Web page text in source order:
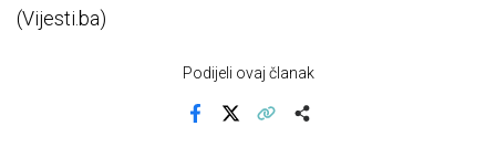
(Vijesti.ba)
Podijeli ovaj članak